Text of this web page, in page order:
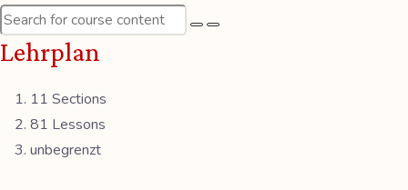
Lehrplan
11 Sections
81 Lessons
unbegrenzt